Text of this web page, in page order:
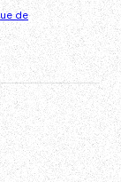
de